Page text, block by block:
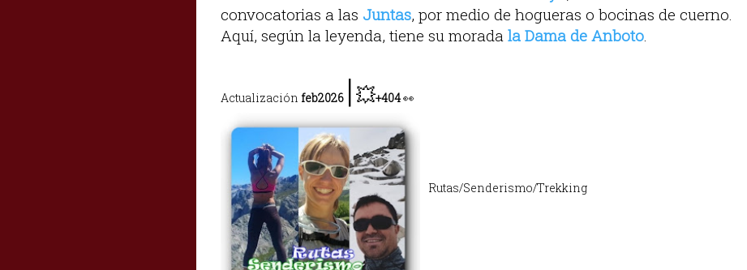
convocatorias a las Juntas, por medio de hogueras o bocinas de cuerno.
Aquí, según la leyenda, tiene su morada la Dama de Anboto
Actualización feb2026 |💥+404👀
Rutas/Senderismo/Trekking